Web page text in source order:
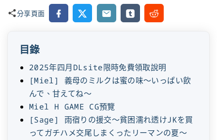
分享頁面 Facebook
X Email TumblrReddit
目錄
2025年四月DLsite限時免費領取說明
[Miel] 義母のミルクは蜜の味～いっぱい飲
んで、甘えてね～
Miel H GAME CG預覽
[Sage] 雨宿りの援交～貧困濡れ透けJKを買
ってガチハメ交尾しまくったリーマンの夏～